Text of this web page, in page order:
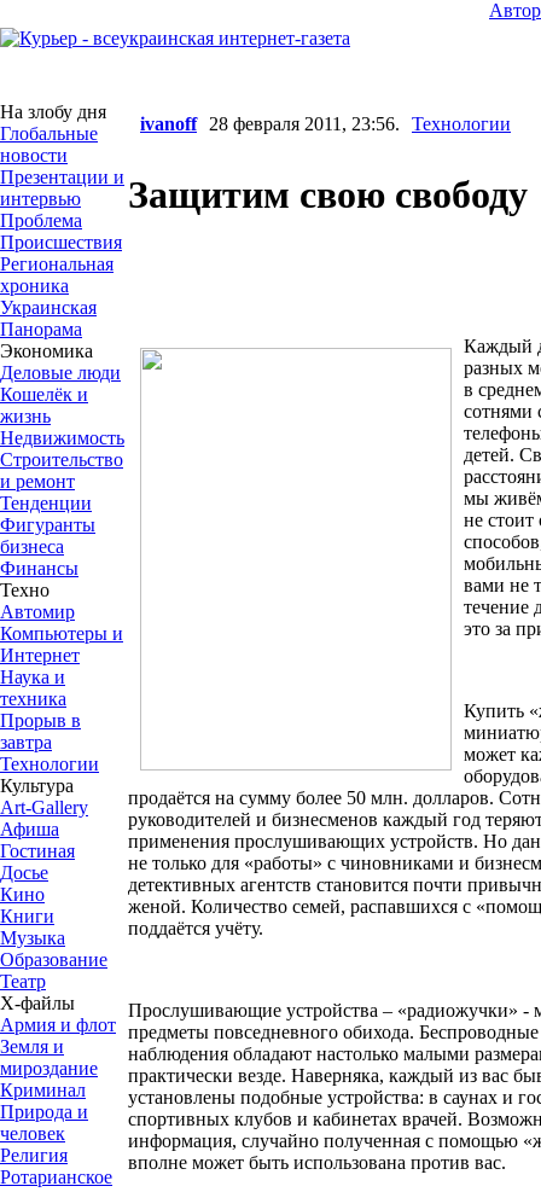
На злобу дня
Глобальные
новости
Презентации и
интервью
Проблема
Происшествия
Региональная
хроника
Украинская
Панорама
Экономика
Деловые люди
Кошелёк и
жизнь
Недвижимость
Строительство
и ремонт
Тенденции
Фигуранты
бизнеса
Финансы
Техно
Автомир
Компьютеры и
Интернет
Наука и
техника
Прорыв в
завтра
Технологии
Культура
Art-Gallery
Афиша
Гостиная
Досье
Кино
Книги
Музыка
Образование
Театр
Х-файлы
Армия и флот
Земля и
мироздание
Криминал
Природа и
человек
Религия
Ротарианское
ivanoff 28 февраля 2011, 23:56. Технологии
Защитим свою свободу
Каждый
разных
в
сотнями
детей.
мы
не стоит
вами не
течение
это за
Купить
может
продаётся на сумму более 50 млн. долларов.
руководителей и бизнесменов каждый год
применения прослушивающих устройств. Но
не только для «работы» с чиновниками и
детективных агентств становится почти
женой. Количество семей, распавшихся с
поддаётся учёту.
Прослушивающие устройства – «радиожучки» -
предметы повседневного обихода.
наблюдения обладают настолько малыми
практически везде. Наверняка, каждый из вас
установлены подобные устройства: в саунах и
спортивных клубов и кабинетах врачей.
информация, случайно полученная с помощью
вполне может быть использована против вас.